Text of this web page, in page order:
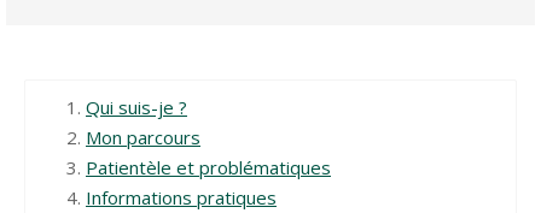
Qui suis-je ?
Mon parcours
Patientèle et problématiques
Informations pratiques